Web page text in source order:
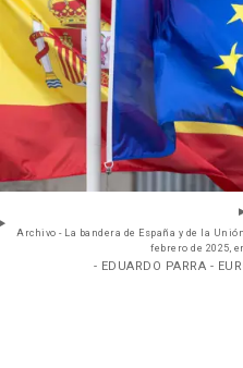
Archivo - La bandera de España y de la
febrero de 2025,
- EDUARDO PARRA -